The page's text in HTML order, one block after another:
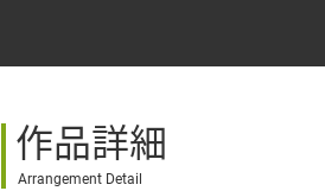
作品詳細
Arrangement Detail